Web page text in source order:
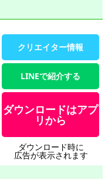
クリエイター情報
LINEで紹介する
ダウンロードはアプ
リから
ダウンロード時に
広告が表示されます